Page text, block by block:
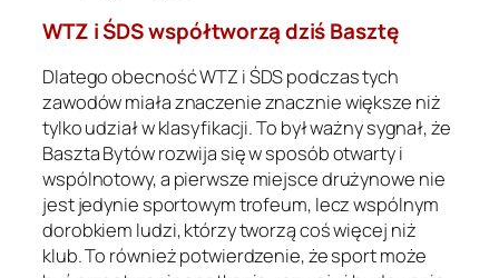
WTZ i ŚDS współtworzą dziś Basztę
Dlatego obecność WTZ i ŚDS podczas tych
zawodów miała znaczenie znacznie większe niż
tylko udział w klasyfikacji. To był ważny sygnał, że
Baszta Bytów rozwija się w sposób otwarty i
wspólnotowy, a pierwsze miejsce drużynowe nie
jest jedynie sportowym trofeum, lecz wspólnym
dorobkiem ludzi, którzy tworzą coś więcej niż
klub. To również potwierdzenie, że sport może